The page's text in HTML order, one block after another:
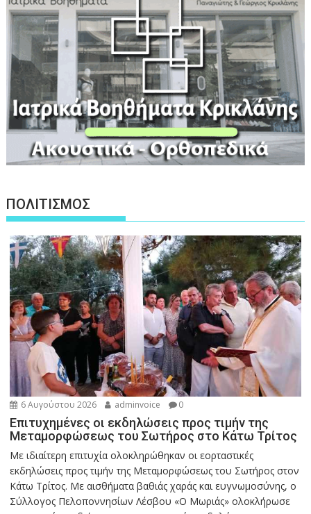
ΠΟΛΙΤΙΣΜΟΣ
6 Αυγούστου 2026 adminvoice 0
Επιτυχημένες οι εκδηλώσεις προς τιμήν της
Μεταμορφώσεως του Σωτήρος στο Κάτω Τρίτος
Με ιδιαίτερη επιτυχία ολοκληρώθηκαν οι εορταστικές
εκδηλώσεις προς τιμήν της Μεταμορφώσεως του Σωτήρος στον
Κάτω Τρίτος. Με αισθήματα βαθιάς χαράς και ευγνωμοσύνης, ο
Σύλλογος Πελοποννησίων Λέσβου «Ο Μωριάς» ολοκλήρωσε